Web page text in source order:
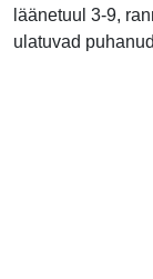
läänetuul 3-9,
ulatuvad